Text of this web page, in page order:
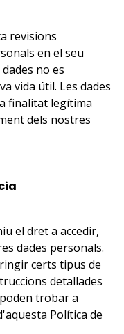
revisions
en el seu
no es
vida útil. Les dades
finalitat legítima
dels nostres
el dret a accedir,
dades personals.
certs tipus de
detallades
trobar a
Política de